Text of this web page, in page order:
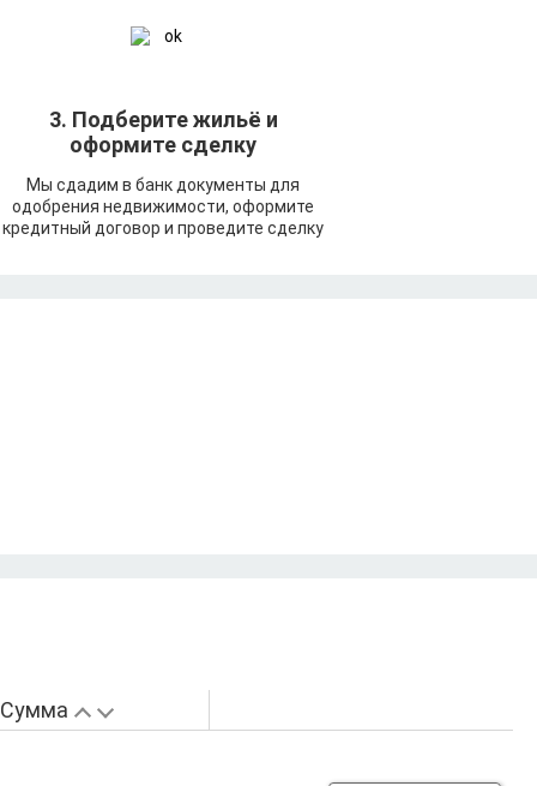
3. Подберите жильё и
оформите сделку
Мы сдадим в банк документы для
одобрения недвижимости, оформите
кредитный договор и проведите сделку
Сумма